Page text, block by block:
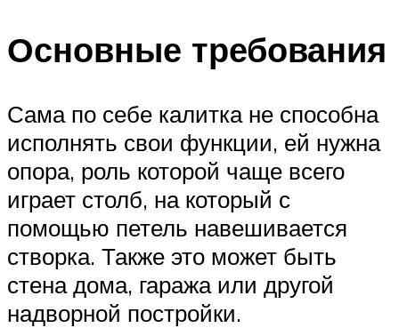
Основные требования
Сама по себе калитка не способна
исполнять свои функции, ей нужна
опора, роль которой чаще всего
играет столб, на который с
помощью петель навешивается
створка. Также это может быть
стена дома, гаража или другой
надворной постройки.